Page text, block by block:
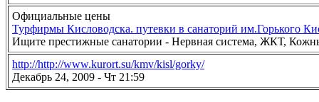
Официальные цены
Турфирмы Кисловодска. путевки в санаторий им.Горького
Ищите престижные санатории - Нервная система, ЖКТ,
http://http://www.kurort.su/kmv/kisl/gorky/
Декабрь 24, 2009 - Чт 21:59